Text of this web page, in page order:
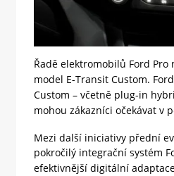
Řadě elektromobilů Ford
model E-Transit Custom.
Custom – včetně plug-in
mohou zákazníci očekávat v
Mezi další iniciativy přední
pokročilý integrační systém
efektivnější digitální